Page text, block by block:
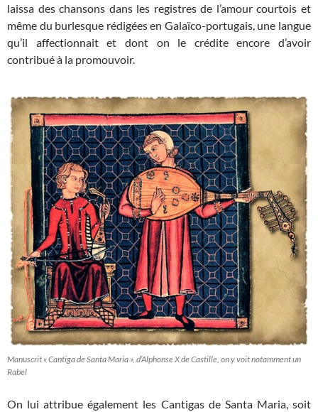
laissa des chansons dans les registres de l’amour courtois et
même du burlesque rédigées en Galaïco-portugais, une langue
qu’il affectionnait et dont on le crédite encore d’avoir
contribué à la promouvoir.
Manuscrit « Cantiga de Santa Maria », d’Alphonse X de Castille, on y voit notamment un
Rabel
On lui attribue également les Cantigas de Santa Maria, soit